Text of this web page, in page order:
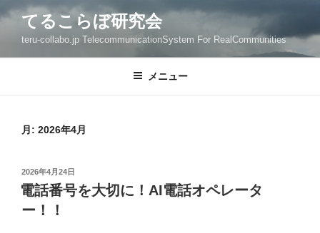
ン
てるこらぼ研究会
teru-collabo.jp TelecommunicationSystem For RealCommunities
メニュー
月: 2026年4月
投
稿
日:
2026年4月24日
電話番号を大切に！AI電話オペレータ
ー！！